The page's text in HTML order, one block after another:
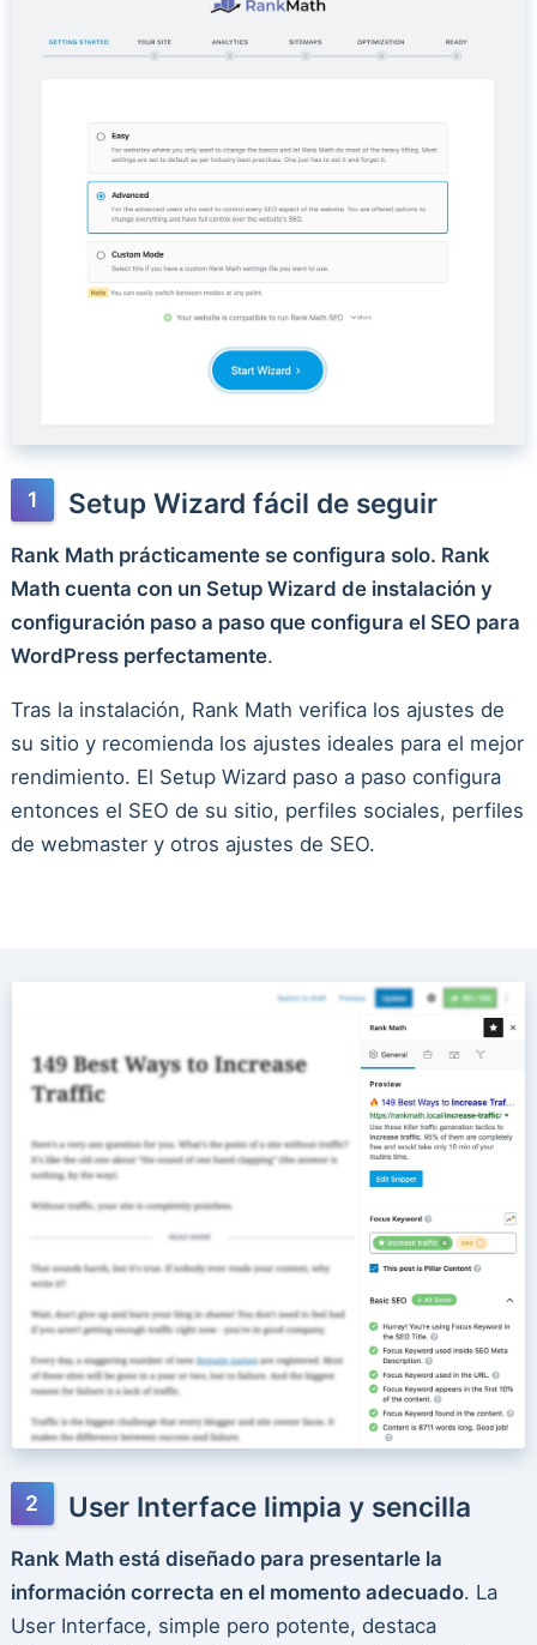
Setup Wizard fácil de seguir
Rank Math prácticamente se configura solo. Rank
Math cuenta con un Setup Wizard de instalación y
configuración paso a paso que configura el SEO para
WordPress perfectamente.
Tras la instalación, Rank Math verifica los ajustes de
su sitio y recomienda los ajustes ideales para el mejor
rendimiento. El Setup Wizard paso a paso configura
entonces el SEO de su sitio, perfiles sociales, perfiles
de webmaster y otros ajustes de SEO.
User Interface limpia y sencilla
Rank Math está diseñado para presentarle la
información correcta en el momento adecuado. La
User Interface, simple pero potente, destaca